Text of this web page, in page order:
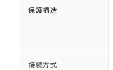
保護構造
接続方式